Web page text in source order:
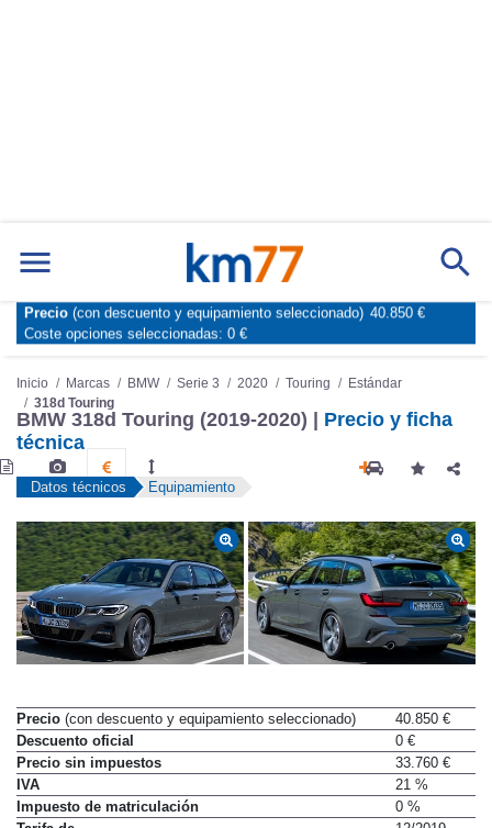
318d Touring
BMW 318d Touring (2019-2020) |
Precio y ficha
técnica
Precio(con descuento y equipamiento seleccionado)
40.850 €
Descuento oficial
0 €
Precio sin impuestos
33.760 €
IVA
21 %
Impuesto de matriculación
0 %
(con descuento y equipamiento seleccionado)
Coste opciones seleccionadas:0 €